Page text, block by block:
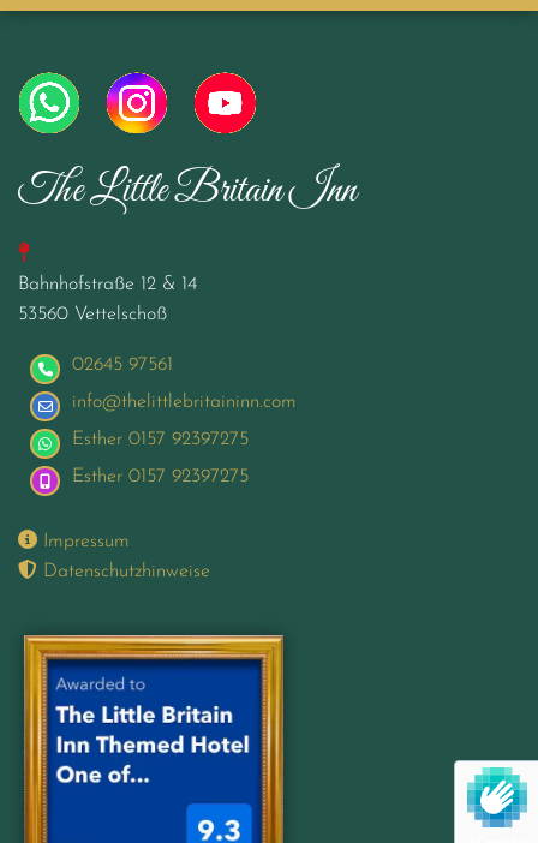
The Little Britain Inn

Bahnhofstraße 12 & 14
53560 Vettelschoß
02645 97561
info@thelittlebritaininn.com
Esther 0157 92397275
Esther 0157 92397275
 Impressum
 Datenschutzhinweise